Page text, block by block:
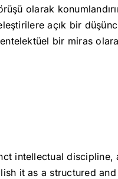
olarak
açık bir
bir miras
intellectual
it as a structured